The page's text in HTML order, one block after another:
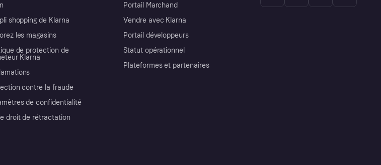
shopping de Klarna
les magasins
de protection de
Klarna
contre la fraude
de confidentialité
droit de rétractation
Portail Marchand
Vendre avec Klarna
Portail développeurs
Statut opérationnel
Plateformes et partenaires